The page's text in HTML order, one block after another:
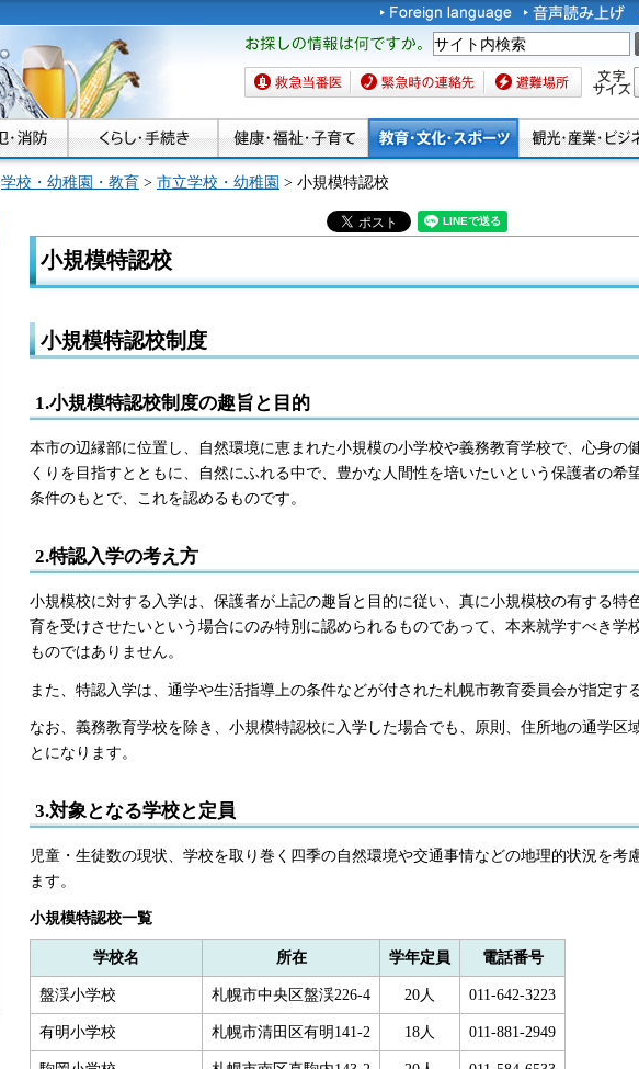
お探しの情報は何です
か。
救急当番医 緊急時の連絡先 避難場所
学校・幼稚園・教育 > 市立学校・幼稚園 > 小規模特認校
小規模特認校
小規模特認校制度
1.小規模特認校制度の趣旨と目的
本市の辺縁部に位置し、自然環境に恵まれた小規模の小学校や義務教育学校で、心身の
くりを目指すとともに、自然にふれる中で、豊かな人間性を培いたいという保護者の希
条件のもとで、これを認めるものです。
2.特認入学の考え方
小規模校に対する入学は、保護者が上記の趣旨と目的に従い、真に小規模校の有する特
育を受けさせたいという場合にのみ特別に認められるものであって、本来就学すべき学
ものではありません。
また、特認入学は、通学や生活指導上の条件などが付された札幌市教育委員会が指定す
なお、義務教育学校を除き、小規模特認校に入学した場合でも、原則、住所地の通学区
とになります。
3.対象となる学校と定員
児童・生徒数の現状、学校を取り巻く四季の自然環境や交通事情などの地理的状況を考
ます。
小規模特認校一覧
学校名 所在 学年定員 電話番号
盤渓小学校 札幌市中央区盤渓226-4 20人 011-642-3223
有明小学校 札幌市清田区有明141-2 18人 011-881-2949